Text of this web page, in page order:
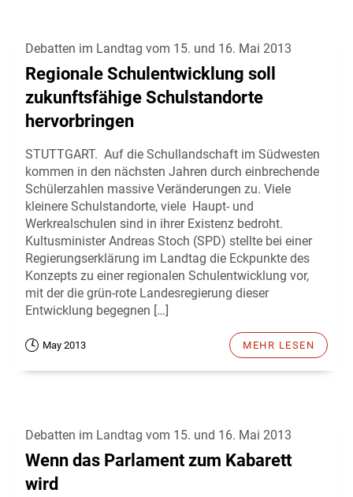
Debatten im Landtag vom 15. und 16. Mai 2013
Regionale Schulentwicklung soll
zukunftsfähige Schulstandorte
hervorbringen
STUTTGART. Auf die Schullandschaft im Südwesten
kommen in den nächsten Jahren durch einbrechende
Schülerzahlen massive Veränderungen zu. Viele
kleinere Schulstandorte, viele Haupt- und
Werkrealschulen sind in ihrer Existenz bedroht.
Kultusminister Andreas Stoch (SPD) stellte bei einer
Regierungserklärung im Landtag die Eckpunkte des
Konzepts zu einer regionalen Schulentwicklung vor,
mit der die grün-rote Landesregierung dieser
Entwicklung begegnen […]
May 2013 MEHR LESEN
Debatten im Landtag vom 15. und 16. Mai 2013
Wenn das Parlament zum Kabarett
wird